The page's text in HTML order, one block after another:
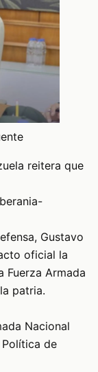
reitera que
Gustavo
oficial la
Fuerza Armada
patria.
Nacional
de